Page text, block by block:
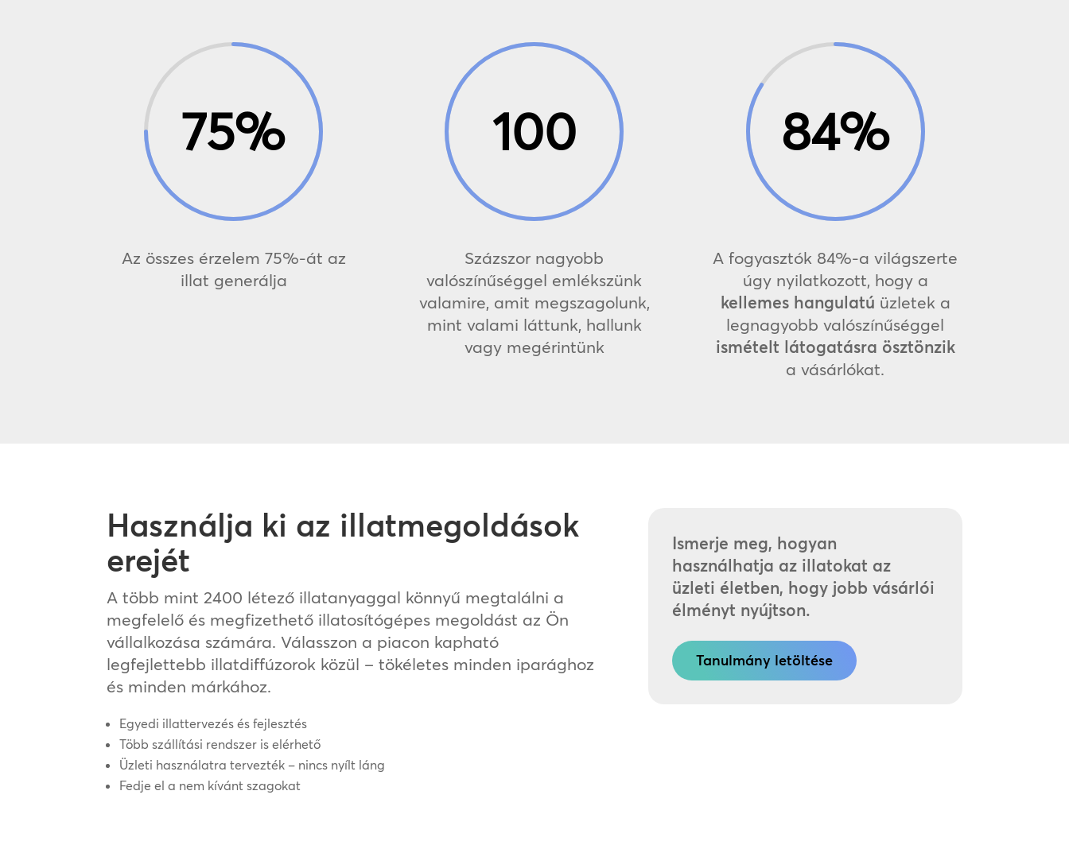
75%
Az összes érzelem 75%-át az
illat generálja
100
Százszor nagyobb
valószínűséggel emlékszünk
valamire, amit megszagolunk,
mint valami láttunk, hallunk
vagy megérintünk
84%
A fogyasztók 84%-a világszerte
úgy nyilatkozott, hogy a
kellemes hangulatú üzletek a
legnagyobb valószínűséggel
ismételt látogatásra ösztönzik
a vásárlókat.
Használja ki az illatmegoldások
erejét
A több mint 2400 létező illatanyaggal könnyű megtalálni a
megfelelő és megfizethető illatosítógépes megoldást az Ön
vállalkozása számára. Válasszon a piacon kapható
legfejlettebb illatdiffúzorok közül – tökéletes minden iparághoz
és minden márkához.
Egyedi illattervezés és fejlesztés
Több szállítási rendszer is elérhető
Üzleti használatra tervezték – nincs nyílt láng
Fedje el a nem kívánt szagokat
Ismerje meg, hogyan
használhatja az illatokat az
üzleti életben, hogy jobb vásárlói
élményt nyújtson.
Tanulmány letöltése